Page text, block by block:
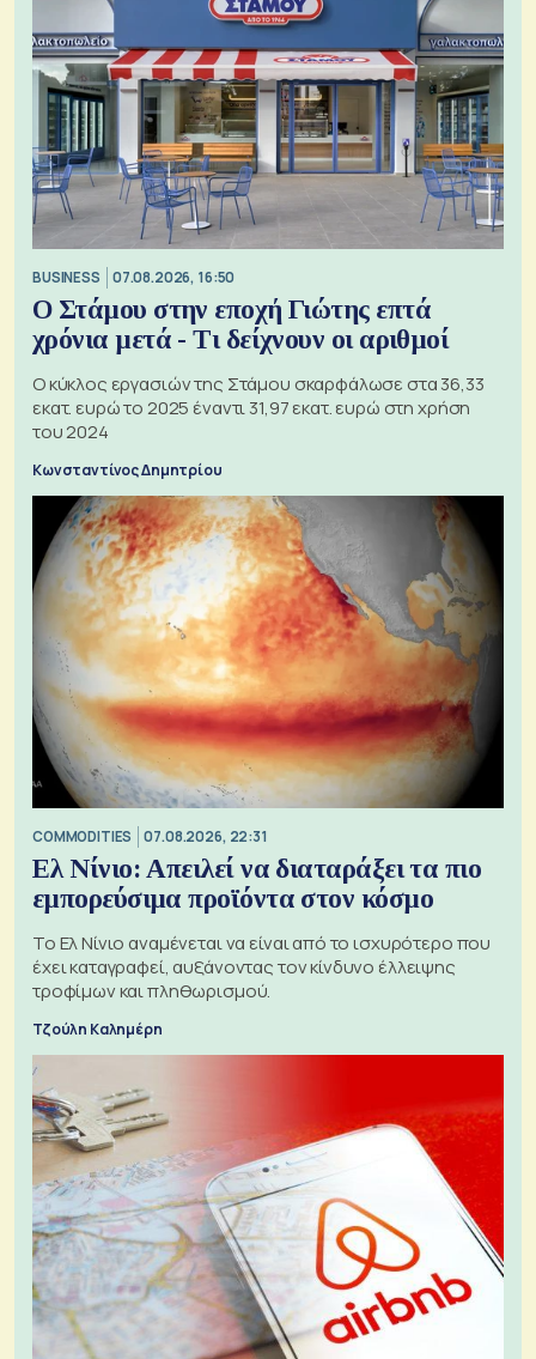
BUSINESS 07.08.2026, 16:50
Ο Στάμου στην εποχή Γιώτης επτά
χρόνια μετά - Τι δείχνουν οι αριθμοί
Ο κύκλος εργασιών της Στάμου σκαρφάλωσε στα 36,33
εκατ. ευρώ το 2025 έναντι 31,97 εκατ. ευρώ στη χρήση
του 2024
Κωνσταντίνος Δημητρίου
COMMODITIES 07.08.2026, 22:31
Ελ Νίνιο: Απειλεί να διαταράξει τα πιο
εμπορεύσιμα προϊόντα στον κόσμο
Το Ελ Νίνιο αναμένεται να είναι από το ισχυρότερο που
έχει καταγραφεί, αυξάνοντας τον κίνδυνο έλλειψης
τροφίμων και πληθωρισμού.
Τζούλη Καλημέρη